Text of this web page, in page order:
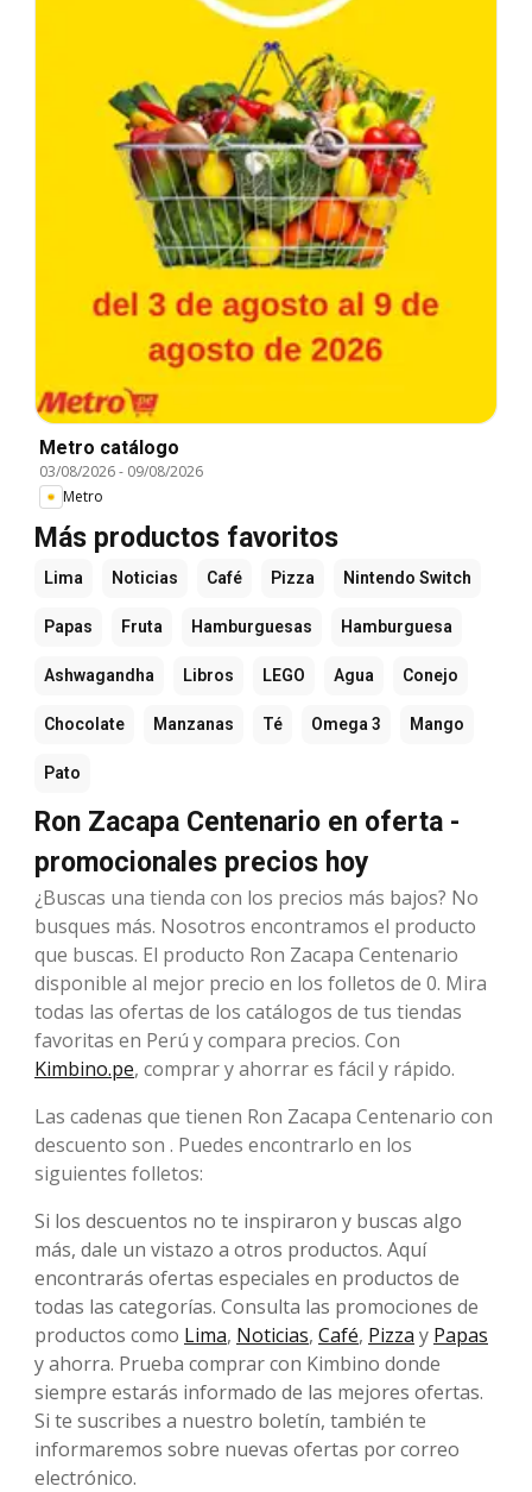
Metro catálogo
03/08/2026- 09/08/2026
Metro
Más productos favoritos
Lima Noticias Café Pizza Nintendo Switch
Papas Fruta Hamburguesas Hamburguesa
Ashwagandha Libros LEGO Agua Conejo
Chocolate Manzanas Té Omega 3 Mango
Pato
Ron Zacapa Centenario en oferta -
promocionales precios hoy
¿Buscas una tienda con los precios más bajos? No
busques más. Nosotros encontramos el producto
que buscas. El producto Ron Zacapa Centenario
disponible al mejor precio en los folletos de 0. Mira
todas las ofertas de los catálogos de tus tiendas
favoritas en Perú y compara precios. Con
Kimbino.pe, comprar y ahorrar es fácil y rápido.
Las cadenas que tienen Ron Zacapa Centenario con
descuento son . Puedes encontrarlo en los
siguientes folletos:
Si los descuentos no te inspiraron y buscas algo
más, dale un vistazo a otros productos. Aquí
encontrarás ofertas especiales en productos de
todas las categorías. Consulta las promociones de
productos como Lima, Noticias, Café, Pizza y Papas
y ahorra. Prueba comprar con Kimbino donde
siempre estarás informado de las mejores ofertas.
Si te suscribes a nuestro boletín, también te
informaremos sobre nuevas ofertas por correo
electrónico.